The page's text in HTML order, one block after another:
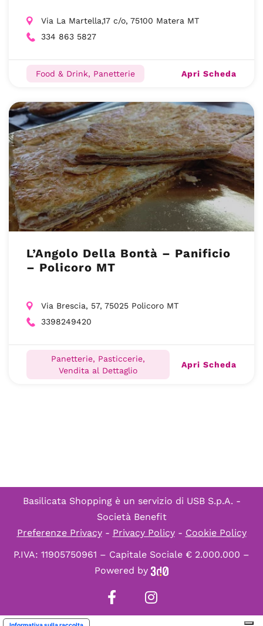
Via La Martella,17 c/o, 75100 Matera MT
334 863 5827
Food & Drink, Panetterie Apri Scheda
L’Angolo Della Bontà – Panificio
– Policoro MT
Via Brescia, 57, 75025 Policoro MT
3398249420
Panetterie, Pasticcerie,
Vendita al Dettaglio
Apri Scheda
Basilicata Shopping è un servizio di USB S.p.A. -
Società Benefit
Preferenze Privacy- Privacy Policy- Cookie Policy
P.IVA: 11905750961 – Capitale Sociale € 2.000.000 –
Powered by